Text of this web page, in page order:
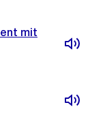
mit